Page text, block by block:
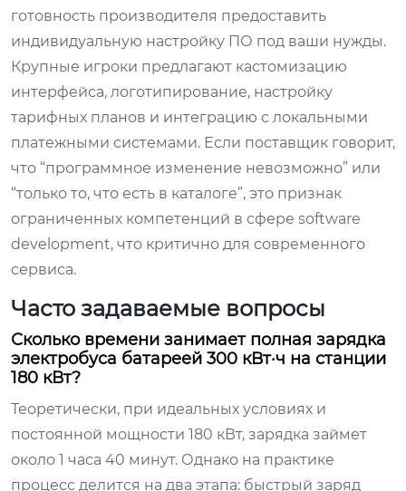
готовность производителя предоставить
индивидуальную настройку ПО под ваши нужды.
Крупные игроки предлагают кастомизацию
интерфейса, логотипирование, настройку
тарифных планов и интеграцию с локальными
платежными системами. Если поставщик говорит,
что “программное изменение невозможно” или
“только то, что есть в каталоге”, это признак
ограниченных компетенций в сфере software
development, что критично для современного
сервиса.
Часто задаваемые вопросы
Сколько времени занимает полная зарядка
электробуса батареей 300 кВт·ч на станции
180 кВт?
Теоретически, при идеальных условиях и
постоянной мощности 180 кВт, зарядка займет
около 1 часа 40 минут. Однако на практике
процесс делится на два этапа: быстрый заряд